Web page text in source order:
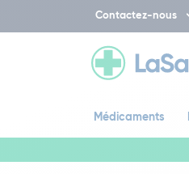
Contactez-nous
Médicaments